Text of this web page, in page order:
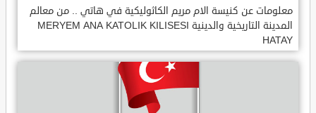
معلومات عن كنيسة الام مريم الكاثوليكية في هاتي .. من معالم
المدينة التاريخية والدينية MERYEM ANA KATOLIK KILISESI
HATAY